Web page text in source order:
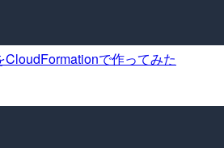
で作ってみた